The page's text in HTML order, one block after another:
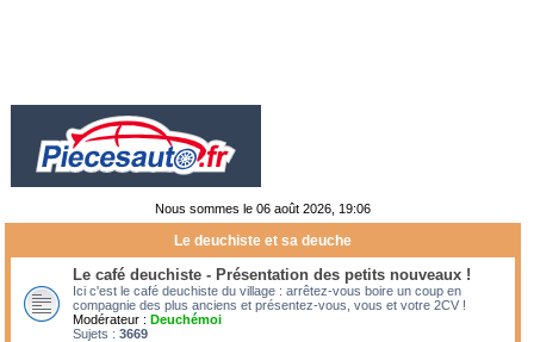
Nous sommes le 06 août 2026, 19:06
Le deuchiste et sa deuche
Le café deuchiste - Présentation des petits nouveaux !
Ici c'est le café deuchiste du village : arrêtez-vous boire un coup en
compagnie des plus anciens et présentez-vous, vous et votre 2CV !
Modérateur : Deuchémoi
Sujets : 3669